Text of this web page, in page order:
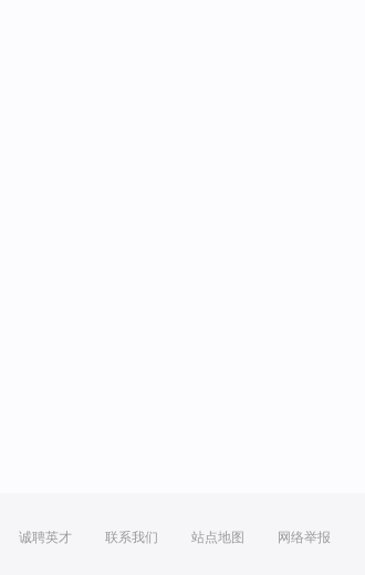
诚聘英才 联系我们 站点地图 网络举报